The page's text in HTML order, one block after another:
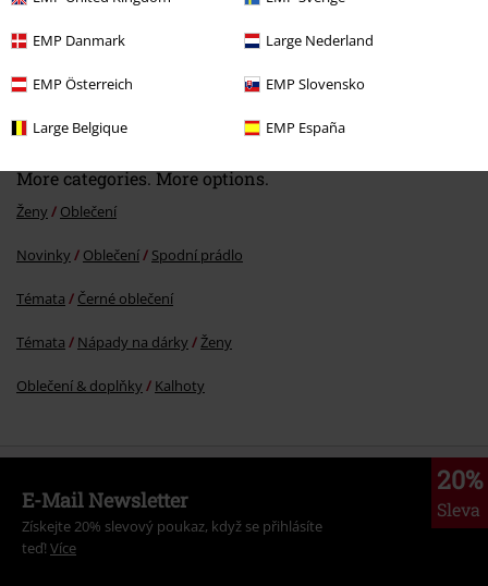
EMP Danmark Large Nederland
EMP Österreich EMP Slovensko
Large Belgique EMP España
Kč 489,00
More categories. More options.
Ženy Oblečení
Novinky Oblečení Spodní prádlo
Témata Černé oblečení
Témata Nápady na dárky Ženy
Oblečení & doplňky Kalhoty
20%
Sleva
E-Mail Newsletter
Získejte 20% slevový poukaz, když se přihlásíte
teď! Více